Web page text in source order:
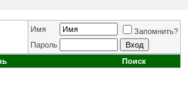
Имя
Запомнить?
Пароль
Поиск